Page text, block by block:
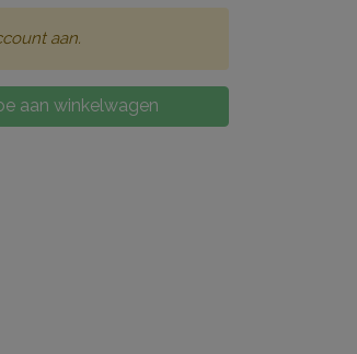
aan.
aan winkelwagen